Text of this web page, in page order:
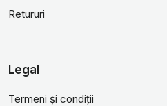
Retururi
Legal
Termeni și condiții